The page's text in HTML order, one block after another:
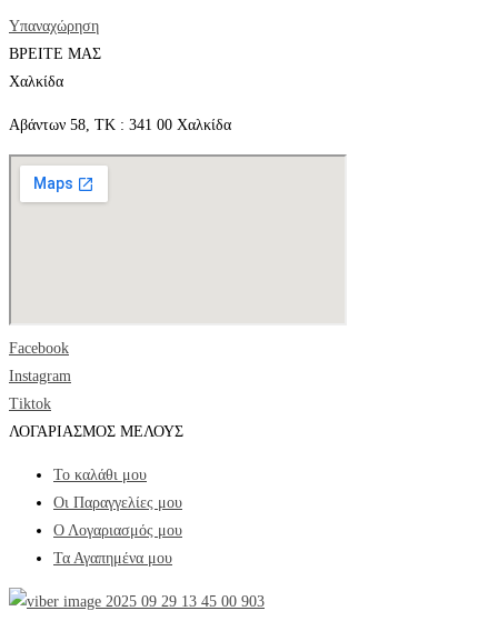
Υπαναχώρηση
ΒΡΕΙΤΕ ΜΑΣ
Χαλκίδα
Αβάντων 58, ΤΚ : 341 00 Χαλκίδα
Facebook
Instagram
Tiktok
ΛΟΓΑΡΙΑΣΜΟΣ ΜΕΛΟΥΣ
Το καλάθι μου
Οι Παραγγελίες μου
Ο Λογαριασμός μου
Τα Αγαπημένα μου